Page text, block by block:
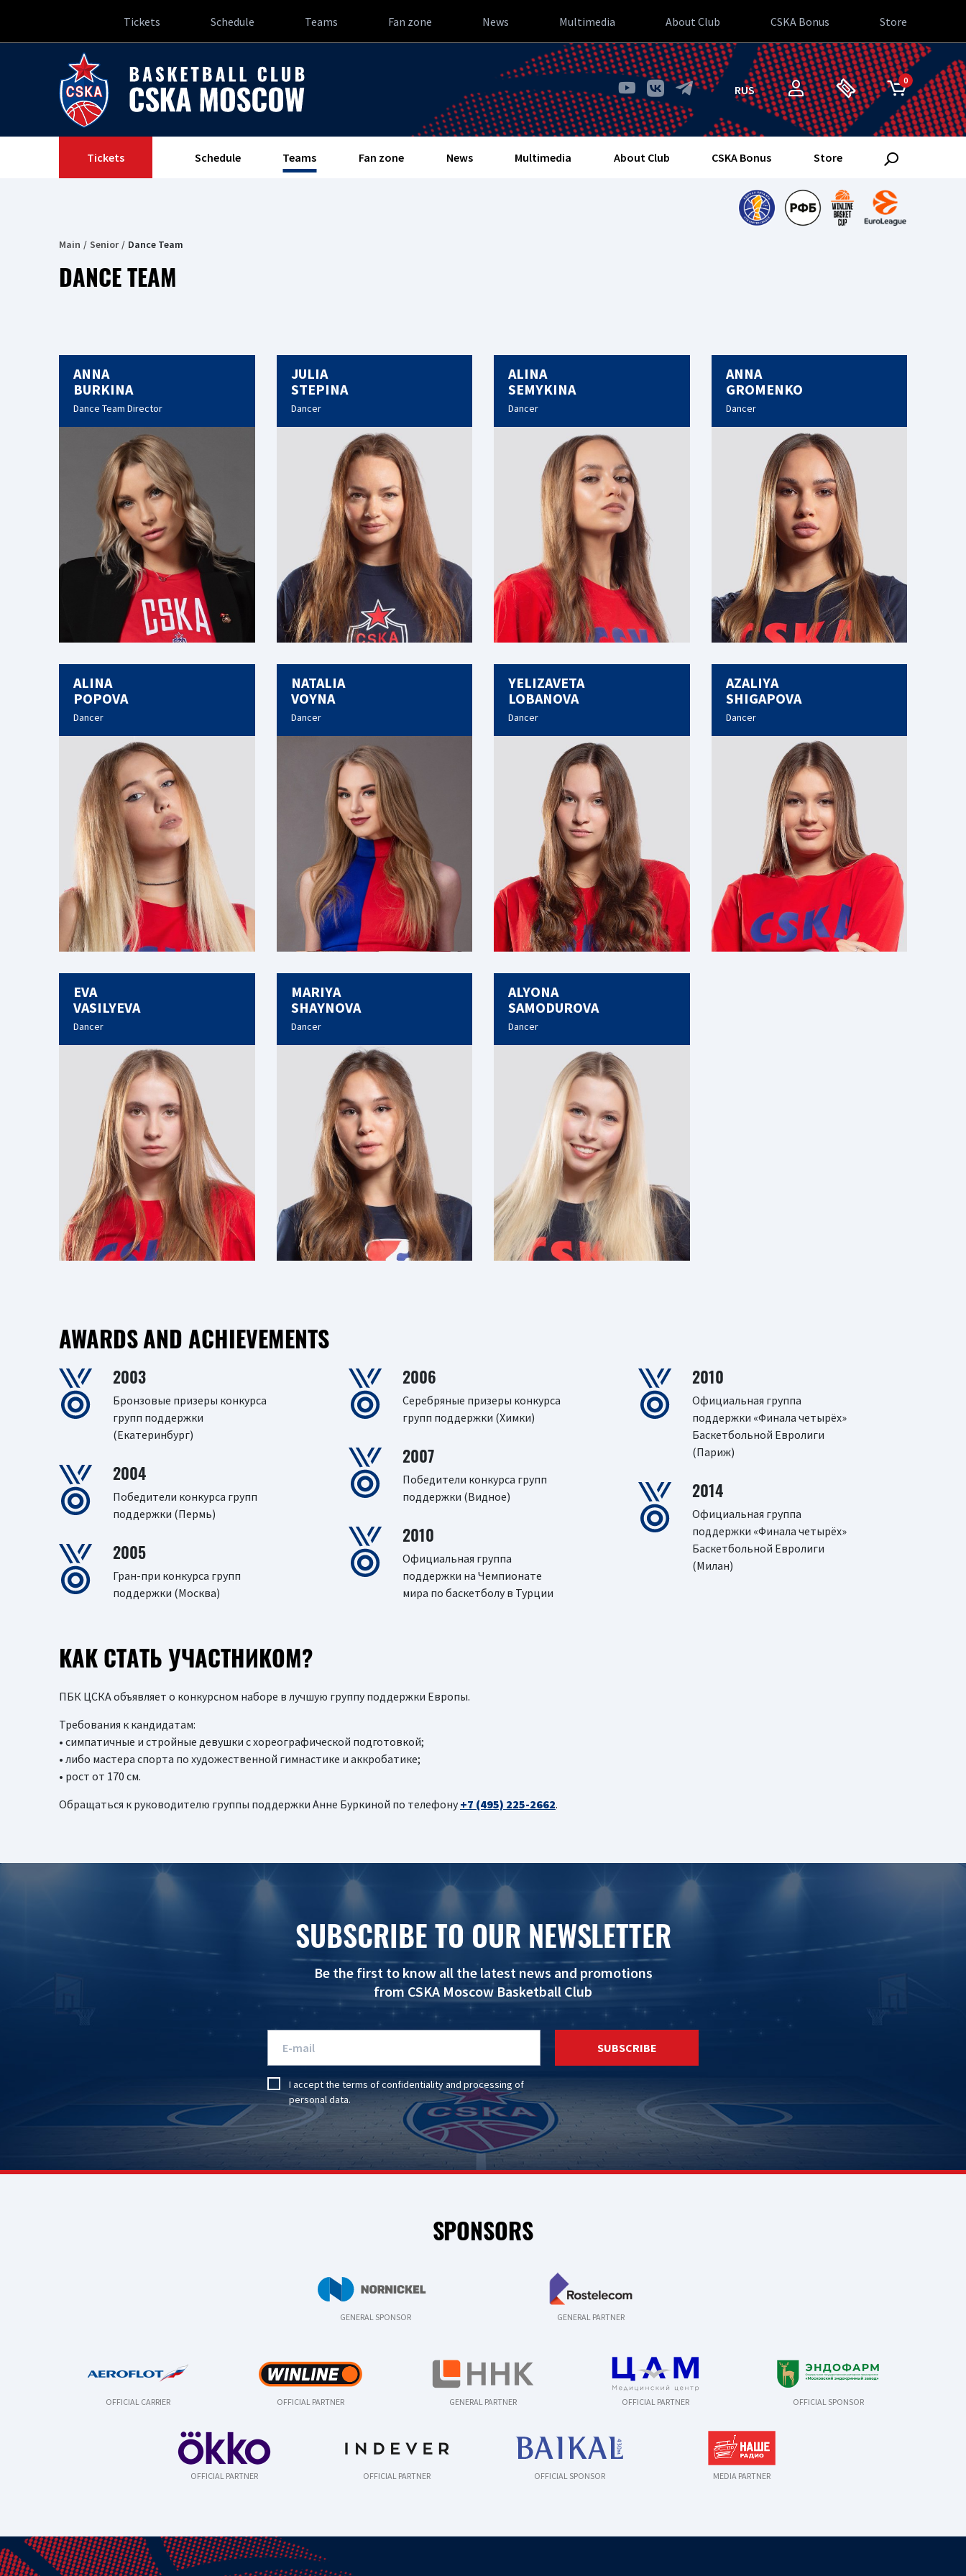
Tickets Schedule Teams Fan zone News Multimedia About Club CSKA Bonus Store
RUS
0
Tickets Schedule Teams Fan zone News Multimedia About Club CSKA Bonus Store
Main Senior Dance Team
DANCE TEAM
ANNA
BURKINA
Dance Team Director
JULIA
STEPINA
Dancer
ALINA
SEMYKINA
Dancer
ANNA
GROMENKO
Dancer
ALINA
POPOVA
Dancer
NATALIA
VOYNA
Dancer
YELIZAVETA
LOBANOVA
Dancer
AZALIYA
SHIGAPOVA
Dancer
EVA
VASILYEVA
Dancer
MARIYA
SHAYNOVA
Dancer
ALYONA
SAMODUROVA
Dancer
AWARDS AND ACHIEVEMENTS
2003
Бронзовые призеры конкурса
групп поддержки
(Екатеринбург)
2004
Победители конкурса групп
поддержки (Пермь)
2005
Гран-при конкурса групп
поддержки (Москва)
2006
Серебряныe призеры конкурса
групп поддержки (Химки)
2007
Победители конкурса групп
поддержки (Видное)
2010
Официальная группа
поддержки на Чемпионате
мира по баскетболу в Турции
2010
Официальная группа
поддержки «Финала четырёх»
Баскетбольной Евролиги
(Париж)
2014
Официальная группа
поддержки «Финала четырёх»
Баскетбольной Евролиги
(Милан)
КАК СТАТЬ УЧАСТНИКОМ?
ПБК ЦСКА объявляет о конкурсном наборе в лучшую группу поддержки Европы.
Требования к кандидатам:
• симпатичные и стройные девушки с хореографической подготовкой;
• либо мастера спорта по художественной гимнастике и аккробатике;
• рост от 170 см.
Обращаться к руководителю группы поддержки Анне Буркиной по телефону+7 (495) 225-2662.
SUBSCRIBE TO OUR NEWSLETTER
Be the first to know all the latest news and promotions
from CSKA Moscow Basketball Club
I accept the terms of confidentialityand processing of
personal data.
SUBSCRIBE
SPONSORS
GENERAL SPONSOR GENERAL PARTNER
OFFICIAL CARRIER OFFICIAL PARTNER GENERAL PARTNER OFFICIAL PARTNER OFFICIAL SPONSOR
OFFICIAL PARTNER OFFICIAL PARTNER OFFICIAL SPONSOR MEDIA PARTNER